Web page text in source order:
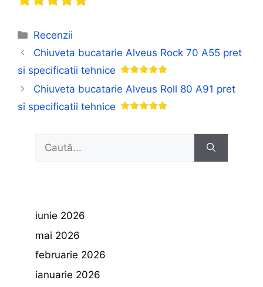
Categorii
Recenzii
Chiuveta bucatarie Alveus Rock 70 A55 pret
si specificatii tehnice
Chiuveta bucatarie Alveus Roll 80 A91 pret
si specificatii tehnice
Caută
iunie 2026
mai 2026
februarie 2026
ianuarie 2026